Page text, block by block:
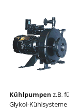
Kühlpumpen z.B.
Glykol-Kühlsysteme